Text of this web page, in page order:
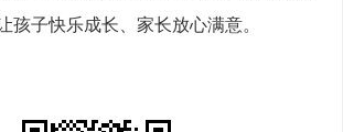
孩子快乐成长、家长放心满意。